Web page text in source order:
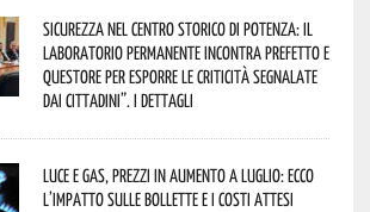
Sicurezza nel Centro Storico di Potenza: il
Laboratorio Permanente incontra Prefetto e
Questore per esporre le criticità segnalate
dai cittadini”. I dettagli
Luce e gas, prezzi in aumento a luglio: ecco
l’impatto sulle bollette e i costi attesi